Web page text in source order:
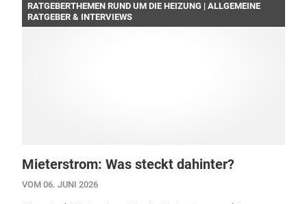
RATGEBERTHEMEN RUND UM DIE HEIZUNG | ALLGEMEINE
RATGEBER & INTERVIEWS
Mieterstrom: Was steckt dahinter?
VOM 06. JUNI 2026